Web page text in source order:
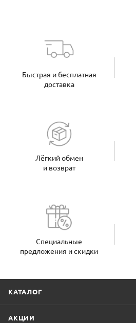
Быстрая и бесплатная
доставка
Лёгкий обмен
и возврат
Специальные
предложения и скидки
КАТАЛОГ
АКЦИИ